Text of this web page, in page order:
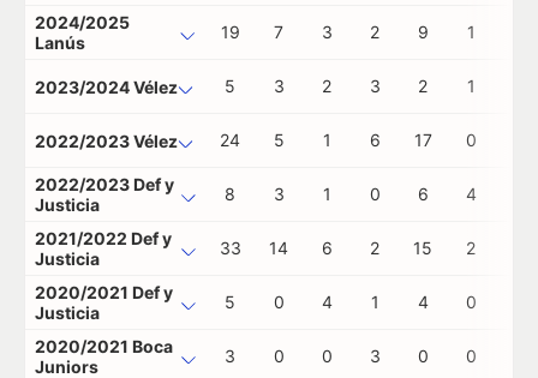
2024/2025
Lanús
19 7 3 2 9 1
2023/2024 Vélez 5 3 2 3 2 1
2022/2023 Vélez 24 5 1 6 17 0
2022/2023 Def y
Justicia
8 3 1 0 6 4
2021/2022 Def y
Justicia
33 14 6 2 15 2
2020/2021 Def y
Justicia
5 0 4 1 4 0
2020/2021 Boca
Juniors
3 0 0 3 0 0